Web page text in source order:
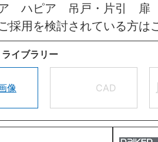
ア ハピア 吊戸・片引
採用を検討されている方は
イブラリー
像 CAD